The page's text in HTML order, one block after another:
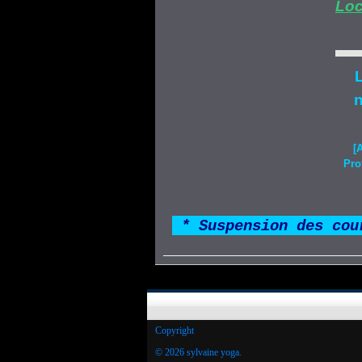
* Suspension des
Copyright
© 2026 sylvaine yoga.